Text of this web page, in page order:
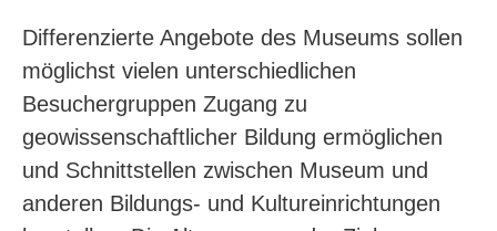
Differenzierte Angebote des Museums sollen
möglichst vielen unterschiedlichen
Besuchergruppen Zugang zu
geowissenschaftlicher Bildung ermöglichen
und Schnittstellen zwischen Museum und
anderen Bildungs- und Kultureinrichtungen